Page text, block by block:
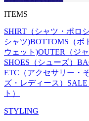
ITEMS
SHIRT（シャツ・ポロシ
シャツ)BOTTOMS（ボ
ウェット)OUTER（ジ
SHOES（シューズ）
ETC（アクセサリー・
ズ・レディース）
ト）
STYLING